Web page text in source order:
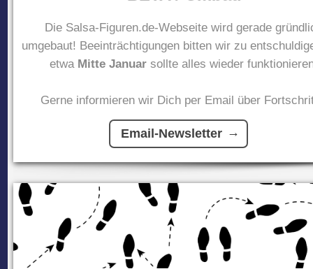
Die Salsa-Figuren.de-Webseite wird gerade
umgebaut! Beeinträchtigungen bitten wir zu
etwa Mitte Januar sollte alles wieder
Gerne informieren wir Dich per Email über
Email-Newsletter